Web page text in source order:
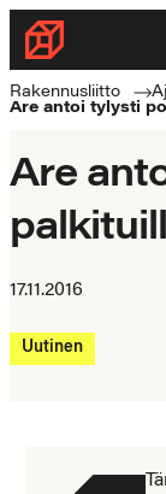
Siirry
suoraan
sisältöön
Rakennusliitto
Rakennusalan
ammattilaisten
Rakennusliitto
Are antoi tylysti
Are
17.11.2016
Uutinen